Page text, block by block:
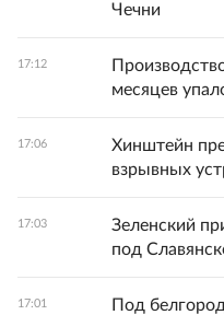
Чечни
17:12
месяцев
17:06
Хинштейн
взрывных
17:03
Зеленский
под
17:01
Под